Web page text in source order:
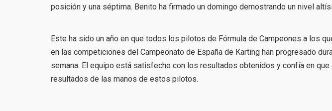
posición y una séptima. Benito ha firmado un domingo demostrando un nivel
Este ha sido un año en que todos los pilotos de Fórmula de Campeones a los
en las competiciones del Campeonato de España de Karting han progresado
semana. El equipo está satisfecho con los resultados obtenidos y confía en
resultados de las manos de estos pilotos.